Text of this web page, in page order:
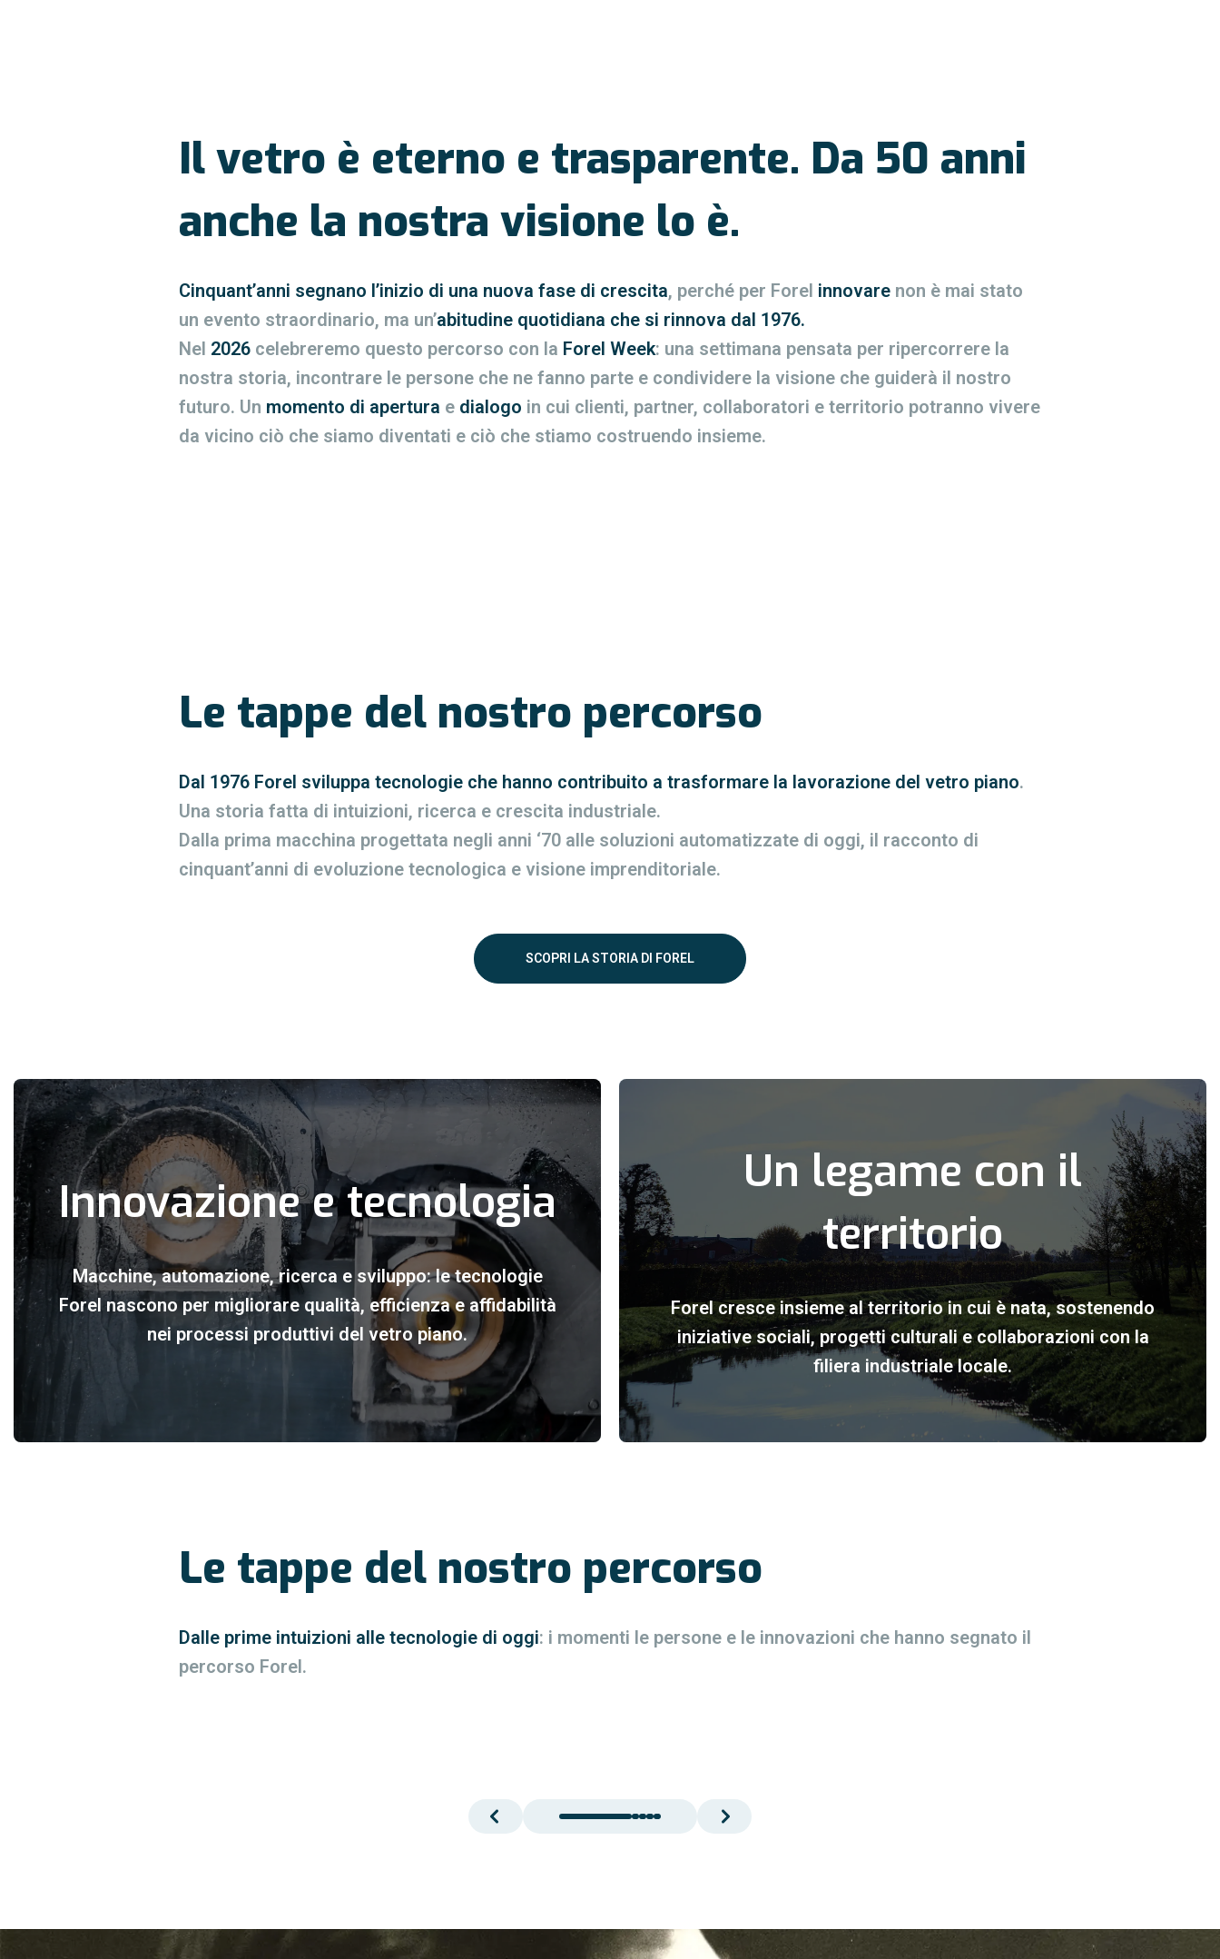
Il vetro è eterno e trasparente. Da 50 anni
anche la nostra visione lo è.
Cinquant’anni segnano l’inizio di una nuova fase di crescita, perché per Forel innovare non è mai stato
un evento straordinario, ma un’abitudine quotidiana che si rinnova dal 1976.
Nel 2026 celebreremo questo percorso con la Forel Week: una settimana pensata per ripercorrere la
nostra storia, incontrare le persone che ne fanno parte e condividere la visione che guiderà il nostro
futuro. Un momento di apertura e dialogo in cui clienti, partner, collaboratori e territorio potranno vivere
da vicino ciò che siamo diventati e ciò che stiamo costruendo insieme.
Le tappe del nostro percorso
Dal 1976 Forel sviluppa tecnologie che hanno contribuito a trasformare la lavorazione del vetro piano.
Una storia fatta di intuizioni, ricerca e crescita industriale.
Dalla prima macchina progettata negli anni ‘70 alle soluzioni automatizzate di oggi, il racconto di
cinquant’anni di evoluzione tecnologica e visione imprenditoriale.
SCOPRI LA STORIA DI FOREL
Innovazione e tecnologia
Macchine, automazione, ricerca e sviluppo: le tecnologie
Forel nascono per migliorare qualità, efficienza e affidabilità
nei processi produttivi del vetro piano.
Un legame con il
territorio
Forel cresce insieme al territorio in cui è nata, sostenendo
iniziative sociali, progetti culturali e collaborazioni con la
filiera industriale locale.
Le tappe del nostro percorso
Dalle prime intuizioni alle tecnologie di oggi: i momenti le persone e le innovazioni che hanno segnato il
percorso Forel.